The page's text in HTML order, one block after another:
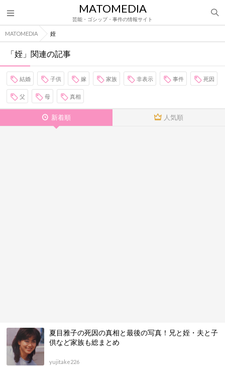
MATOMEDIA
芸能・ゴシップ・事件の情報サイト
MATOMEDIA 姪
「姪」関連の記事
結婚 子供 嫁 家族 非表示 事件 死因
父 母 真相
新着順 人気順
夏目雅子の死因の真相と最後の写真！兄と姪・夫と子
供など家族も総まとめ
yujitake226